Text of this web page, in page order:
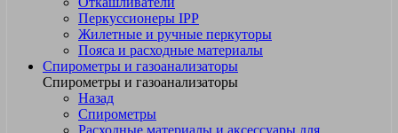
Перкуссионеры IPP
Жилетные и ручные перкуторы
Пояса и расходные материалы
Спирометры и газоанализаторы
Спирометры и газоанализаторы
Назад
Спирометры
Расходные материалы и аксессуары для